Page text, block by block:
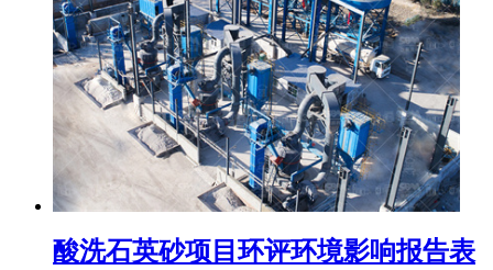
酸洗石英砂项目环评环境影响报告表